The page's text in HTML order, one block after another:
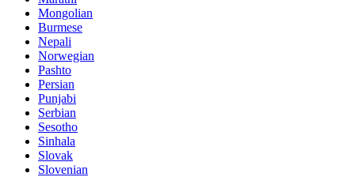
Mongolian
Burmese
Nepali
Norwegian
Pashto
Persian
Punjabi
Serbian
Sesotho
Sinhala
Slovak
Slovenian